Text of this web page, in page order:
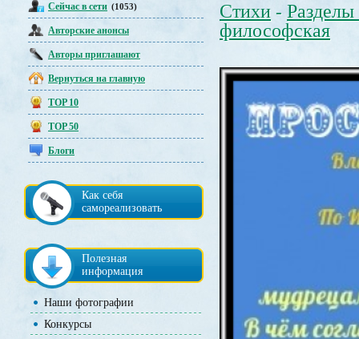
Сейчас в сети (1053)
Авторские анонсы
Авторы приглашают
Вернуться на главную
TOP 10
TOP 50
Блоги
Как себя
самореализовать
Полезная
информация
Наши фотографии
Конкурсы
Стихи - Разделы
философская